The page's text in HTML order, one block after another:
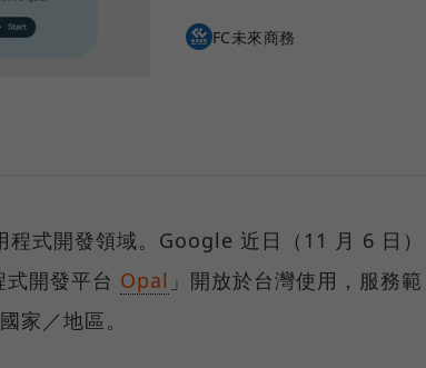
FC未來商務
式開發領域。Google 近日（11 月 6 日）
開發平台 Opal 」開放於台灣使用，服務範
家／地區。